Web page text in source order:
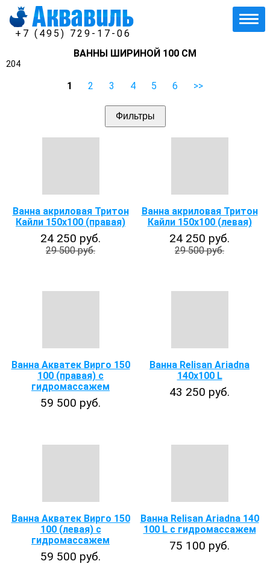
+7 (495) 729-17-06
ВАННЫ ШИРИНОЙ 100 СМ
204
1 2 3 4 5 6 >>
Фильтры
Ванна акриловая Тритон
Кайли 150х100 (правая)
24 250 руб.
29 500 руб.
Ванна акриловая Тритон
Кайли 150х100 (левая)
24 250 руб.
29 500 руб.
Ванна Акватек Вирго 150
100 (правая) с
гидромассажем
59 500 руб.
Ванна Relisan Ariadna
140x100 L
43 250 руб.
Ванна Акватек Вирго 150
100 (левая) с
гидромассажем
59 500 руб.
Ванна Relisan Ariadna 140
100 L с гидромассажем
75 100 руб.